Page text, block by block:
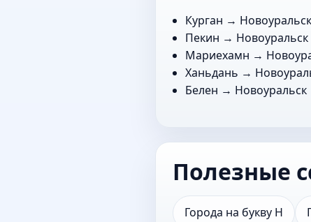
Курган → Новоуральск
Пекин → Новоуральск
Мариехамн →
Ханьдань →
Белен → Новоуральск
Полезные
Города на букву Н